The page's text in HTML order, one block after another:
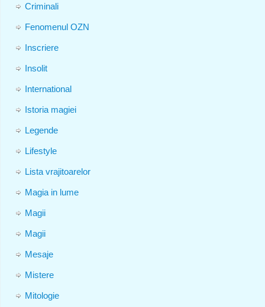
Criminali
Fenomenul OZN
Inscriere
Insolit
International
Istoria magiei
Legende
Lifestyle
Lista vrajitoarelor
Magia in lume
Magii
Magii
Mesaje
Mistere
Mitologie